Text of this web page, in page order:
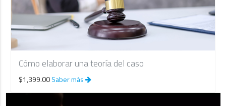
Cómo elaborar una teoría del caso
$1,399.00Saber más